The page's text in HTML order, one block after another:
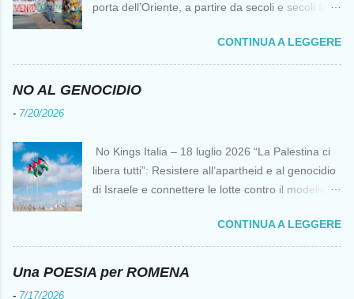
porta dell’Oriente, a partire da secoli e secoli fa ai
di cantierizzazione veneziane divennero preziose
per tutti i crociati diretti a Gerusalemme. Proprio
le crociate fornirono ai veneziani l’occasione per
del Duecento. Dal XIII al XV secolo Venezia
continuò ad avere un ruolo fondamentale nei
rapporti tra l’Europa e l’Oriente, ruolo che si
nemiche più battagliere di Venezia. FLOTILLA Un
CONTINUA A LEGGERE
NO AL GENOCIDIO
- 7/20/2026
No Kings Italia – 18 luglio 2026 “La Palestina ci
libera tutti”: Resistere all’apartheid e al genocidio
di Israele e connettere le lotte contro il modello
Bandiere palestinesi presso il Mausoleo di Yasser
Arafat alla Muqata'a La “totale impunità ” di
Israele ha dato inizio a un’“era del diritto del più
forte ” senza precedenti da decenni,
CONTINUA A LEGGERE
Una POESIA per ROMENA
- 7/17/2026